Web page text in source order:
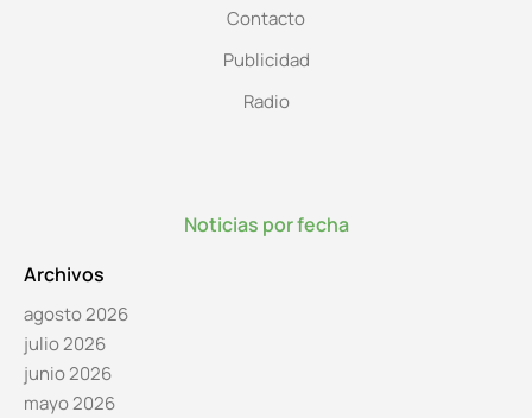
Contacto
Publicidad
Radio
Noticias por fecha
Archivos
agosto 2026
julio 2026
junio 2026
mayo 2026